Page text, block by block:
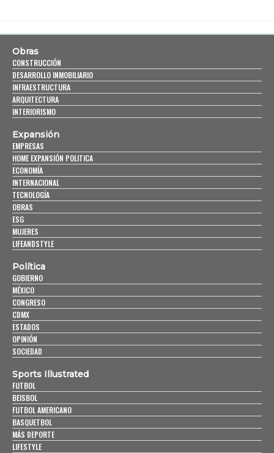
Obras
CONSTRUCCIÓN
DESARROLLO INMOBILIARIO
INFRAESTRUCTURA
ARQUITECTURA
INTERIORISMO
Expansión
EMPRESAS
HOME EXPANSIÓN POLITICA
ECONOMÍA
INTERNACIONAL
TECNOLOGÍA
OBRAS
ESG
MUJERES
LIFEANDSTYLE
Política
GOBIERNO
MÉXICO
CONGRESO
CDMX
ESTADOS
OPINIÓN
SOCIEDAD
Sports Illustrated
FUTBOL
BEISBOL
FUTBOL AMERICANO
BASQUETBOL
MÁS DEPORTE
LIFESTYLE